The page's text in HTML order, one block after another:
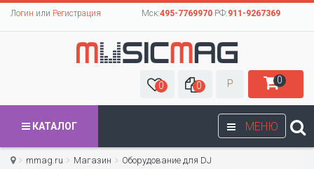
Логин или Регистрация Мск:495-7769970РФ:911-9267369
0 0 Р 0
МЕНЮ
КАТАЛОГ
mmag.ru Магазин
Оборудование для DJ